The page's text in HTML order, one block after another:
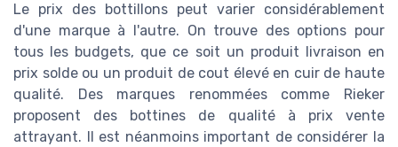
Le prix des bottillons peut varier considérablement
d'une marque à l'autre. On trouve des options pour
tous les budgets, que ce soit un produit livraison en
prix solde ou un produit de cout élevé en cuir de haute
qualité. Des marques renommées comme Rieker
proposent des bottines de qualité à prix vente
attrayant. Il est néanmoins important de considérer la